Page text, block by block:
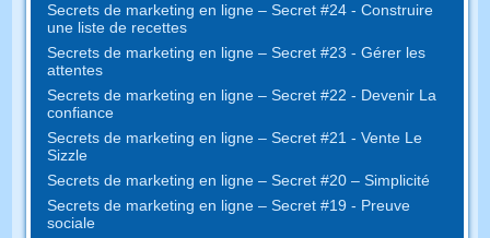
Secrets de marketing en ligne – Secret #24 - Construire
une liste de recettes
Secrets de marketing en ligne – Secret #23 - Gérer les
attentes
Secrets de marketing en ligne – Secret #22 - Devenir La
confiance
Secrets de marketing en ligne – Secret #21 - Vente Le
Sizzle
Secrets de marketing en ligne – Secret #20 – Simplicité
Secrets de marketing en ligne – Secret #19 - Preuve
sociale